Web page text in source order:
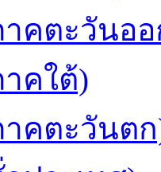
าคตะวันอ
คใต้)
าคตะวันต